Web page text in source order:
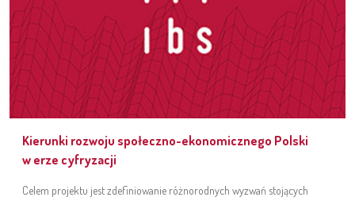
Kierunki rozwoju społeczno-ekonomicznego Polski
w erze cyfryzacji
Celem projektu jest zdefiniowanie różnorodnych wyzwań stojących